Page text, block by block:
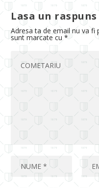
Lasa un raspuns
Adresa ta de email nu va fi
sunt marcate cu*